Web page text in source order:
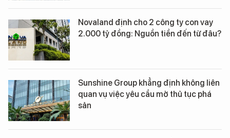
Novaland định cho 2 công ty con vay
2.000 tỷ đồng: Nguồn tiền đến từ đâu?
Sunshine Group khẳng định không liên
quan vụ việc yêu cầu mở thủ tục phá
sản